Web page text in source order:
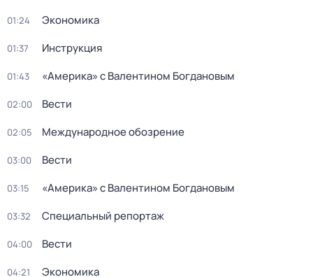
01:24 Экономика
01:37 Инструкция
01:43 «Америка» с Валентином Богдановым
02:00 Вести
02:05 Международное обозрение
03:00 Вести
03:15 «Америка» с Валентином Богдановым
03:32 Специальный репортаж
04:00 Вести
04:21 Экономика